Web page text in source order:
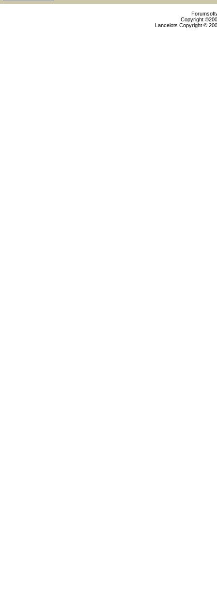
Copyright
Lancelots Copyright ©